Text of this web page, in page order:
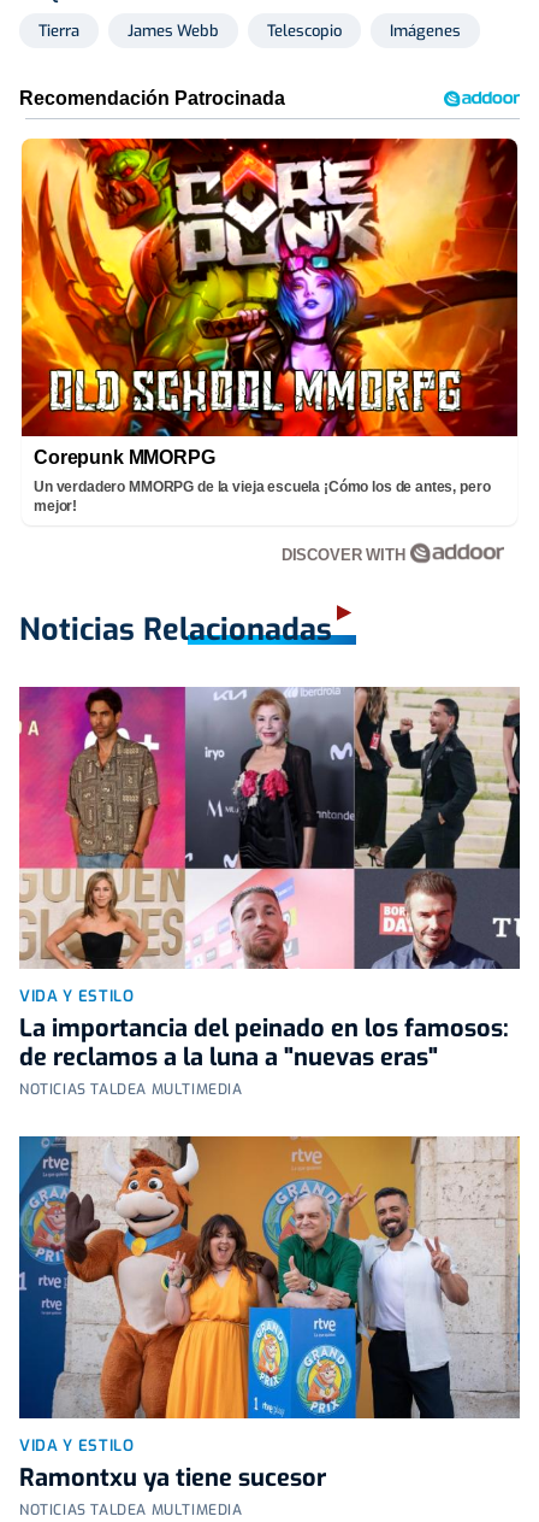
Tierra James Webb Telescopio Imágenes
Corepunk MMORPG
Un verdadero MMORPG de la vieja escuela ¡Cómo los de antes, pero
mejor!
DISCOVER WITH
Noticias Relacionadas
VIDA Y ESTILO
La importancia del peinado en los famosos:
de reclamos a la luna a "nuevas eras"
NOTICIAS TALDEA MULTIMEDIA
VIDA Y ESTILO
Ramontxu ya tiene sucesor
NOTICIAS TALDEA MULTIMEDIA